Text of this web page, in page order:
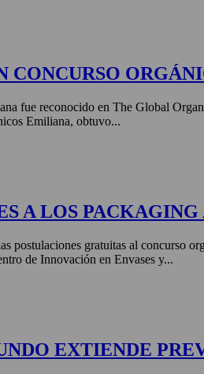
CONCURSO
fue reconocido en The Global
Emiliana, obtuvo...
A LOS PACKAGING
postulaciones gratuitas al
de Innovación en Envases y...
EXTIENDE